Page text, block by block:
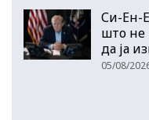
Си-Ен-
што не
да ја
05/08/